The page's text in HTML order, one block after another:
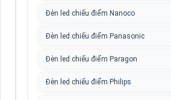
Đèn led chiếu điểm Nanoco
Đèn led chiếu điểm Panasonic
Đèn led chiếu điểm Paragon
Đèn led chiếu điểm Philips